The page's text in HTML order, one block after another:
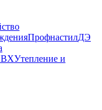
ПрофнастилДЭ
Утепление и